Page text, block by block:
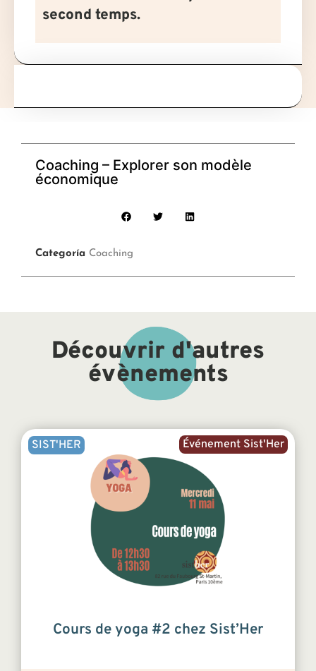
second temps.
Coaching – Explorer son modèle
économique
Categoría Coaching
Découvrir d'autres
évènements
Événement Sist'Her
SIST'HER
Cours de yoga #2 chez Sist’Her